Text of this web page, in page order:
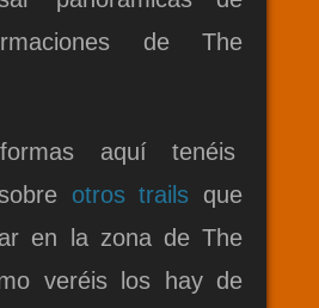
de The
aquí tenéis
otros trails que
en la zona de The
veréis los hay de